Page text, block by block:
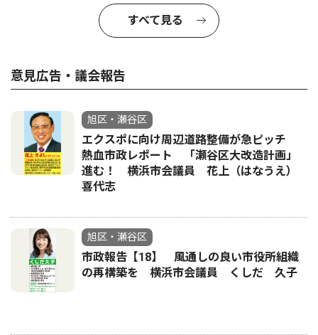
すべて見る
意見広告・議会報告
旭区・瀬谷区
エクスポに向け周辺道路整備が急ピッチ
熱血市政レポート 「瀬谷区大改造計画」
進む！ 横浜市会議員 花上（はなうえ）
喜代志
旭区・瀬谷区
市政報告【18】 風通しの良い市役所組織
の再構築を 横浜市会議員 くしだ 久子